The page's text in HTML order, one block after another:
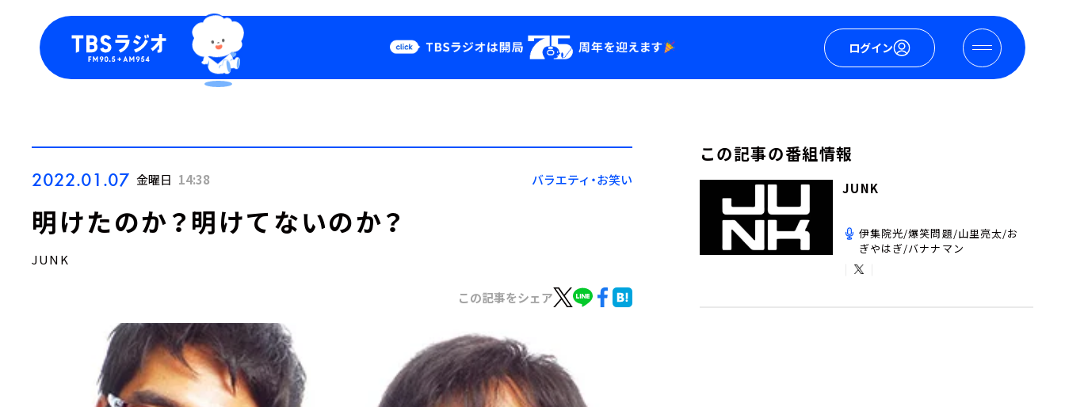
ログイン
Podcast
YouTube
会社情報
2022.01.07 金曜日 14:38 バラエティ・お笑い
明けたのか？明けてないのか？
JUNK
この記事をシェア
この記事の番組情報
JUNK
伊集院光/爆笑問題/山里亮太/お
ぎやはぎ/バナナマン